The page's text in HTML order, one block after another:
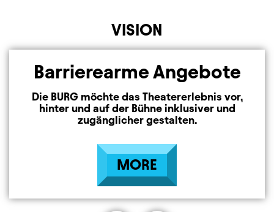
VISION
Barrierearme Angebote
Die BURG möchte das Theatererlebnis vor,
hinter und auf der Bühne inklusiver und
zugänglicher gestalten.
MORE